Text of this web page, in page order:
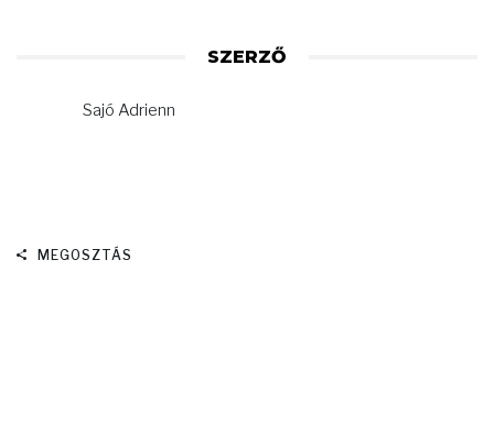
SZERZŐ
Sajó Adrienn
MEGOSZTÁS